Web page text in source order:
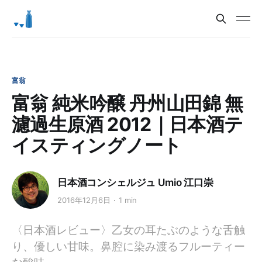
富翁
富翁 純米吟醸 丹州山田錦 無
濾過生原酒 2012｜日本酒テ
イスティングノート
日本酒コンシェルジュ Umio 江口崇
2016年12月6日 1 min
〈日本酒レビュー〉乙女の耳たぶのような舌触
り、優しい甘味。鼻腔に染み渡るフルーティー